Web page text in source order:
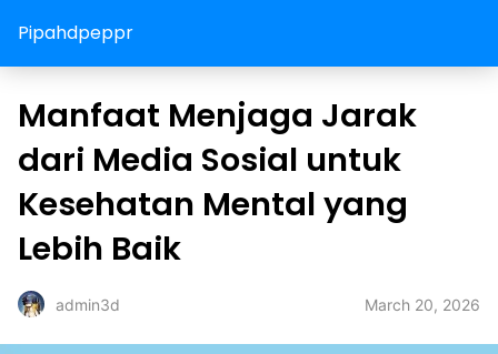
Pipahdpeppr
Manfaat Menjaga Jarak
dari Media Sosial untuk
Kesehatan Mental yang
Lebih Baik
admin3d March 20, 2026